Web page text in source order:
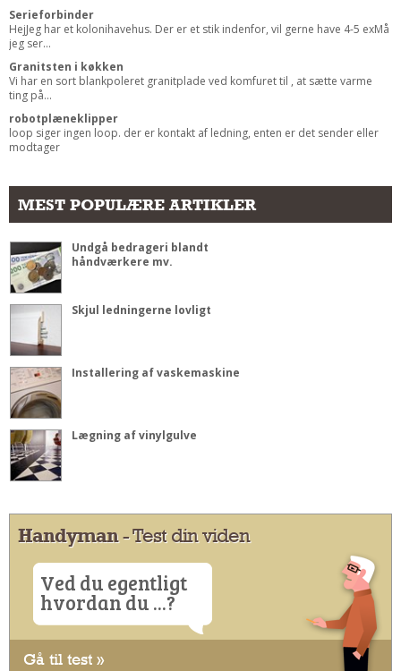
Serieforbinder
HejJeg har et kolonihavehus. Der er et stik indenfor, vil gerne have 4-5 exMå
jeg ser...
Granitsten i køkken
Vi har en sort blankpoleret granitplade ved komfuret til , at sætte varme
ting på...
robotplæneklipper
loop siger ingen loop. der er kontakt af ledning, enten er det sender eller
modtager
MEST POPULÆRE ARTIKLER
Undgå bedrageri blandt
håndværkere mv.
Skjul ledningerne lovligt
Installering af vaskemaskine
Lægning af vinylgulve
Handyman- Test din viden
Ved du egentligt
hvordan du ...?
Gå til test »